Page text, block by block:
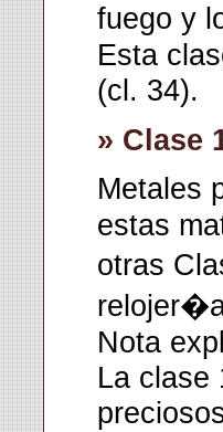
fuego y
Esta
(cl. 34).
» Clase
Metales
estas
otras
Nota
La clase